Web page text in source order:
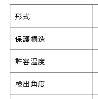
形式
保護構造
許容温度
検出角度